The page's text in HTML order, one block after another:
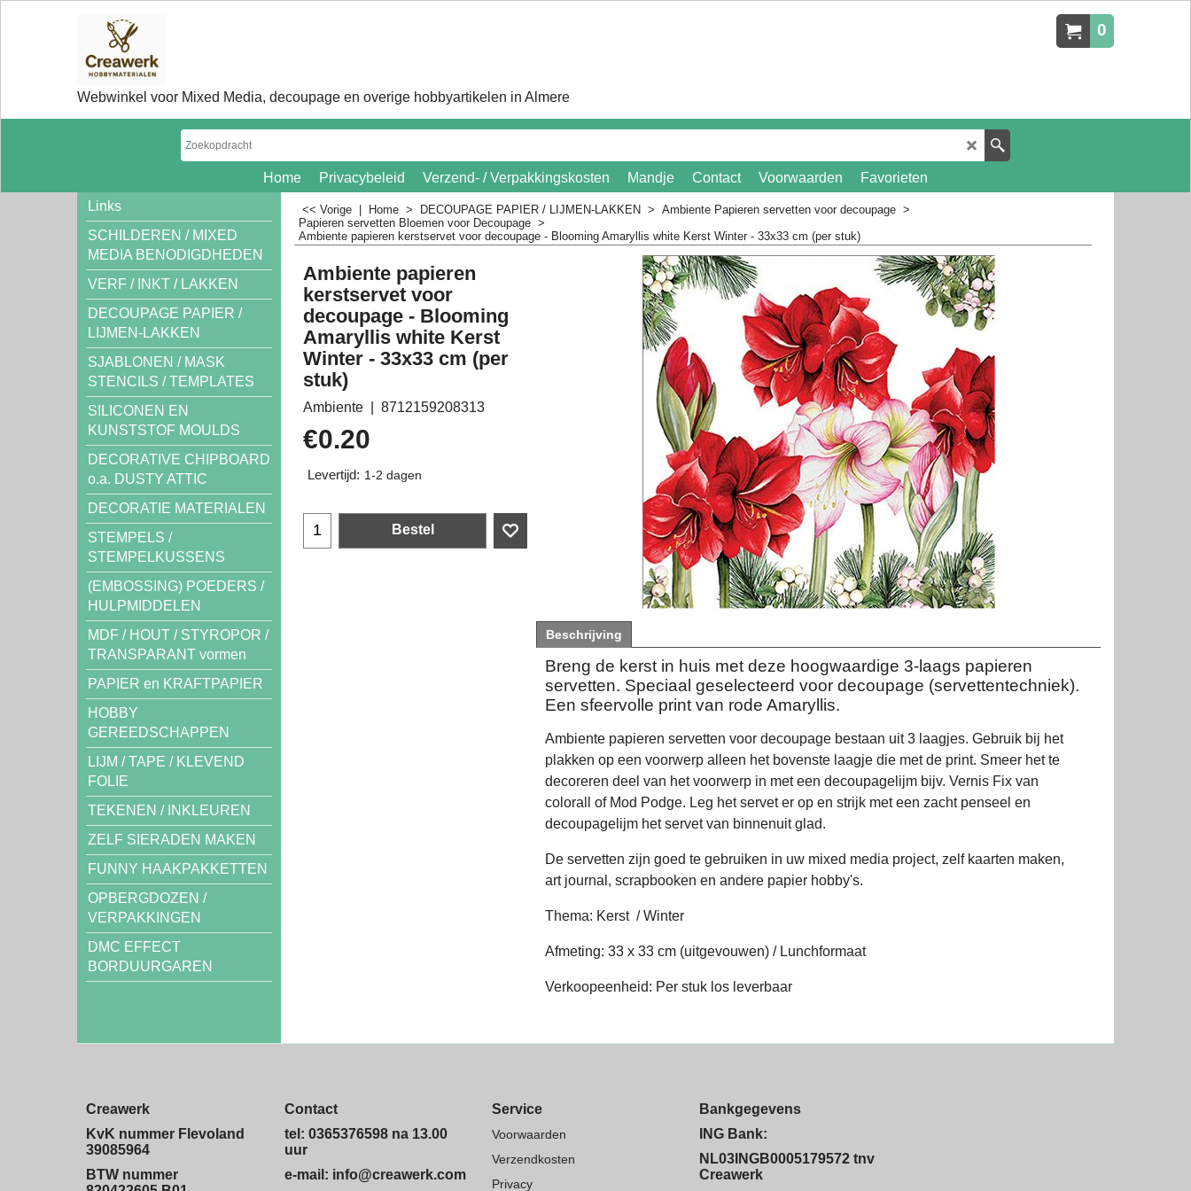
0
Webwinkel voor Mixed Media, decoupage en overige hobbyartikelen in Almere
Home Privacybeleid Verzend- / Verpakkingskosten Mandje Contact Voorwaarden
Favorieten
Links
SCHILDEREN / MIXED
MEDIA BENODIGDHEDEN
VERF / INKT / LAKKEN
DECOUPAGE PAPIER /
LIJMEN-LAKKEN
SJABLONEN / MASK
STENCILS / TEMPLATES
SILICONEN EN
KUNSTSTOF MOULDS
DECORATIVE CHIPBOARD
o.a. DUSTY ATTIC
DECORATIE MATERIALEN
STEMPELS /
STEMPELKUSSENS
(EMBOSSING) POEDERS /
HULPMIDDELEN
MDF / HOUT / STYROPOR /
TRANSPARANT vormen
PAPIER en KRAFTPAPIER
HOBBY
GEREEDSCHAPPEN
LIJM / TAPE / KLEVEND
FOLIE
TEKENEN / INKLEUREN
ZELF SIERADEN MAKEN
FUNNY HAAKPAKKETTEN
OPBERGDOZEN /
VERPAKKINGEN
DMC EFFECT
BORDUURGAREN
<< Vorige Home > DECOUPAGE PAPIER / LIJMEN-LAKKEN > Ambiente Papieren servetten voor decoupage >
Papieren servetten Bloemen voor Decoupage >
Ambiente papieren kerstservet voor decoupage - Blooming Amaryllis white Kerst Winter - 33x33 cm (per stuk)
Ambiente papieren
kerstservet voor
decoupage - Blooming
Amaryllis white Kerst
Winter - 33x33 cm (per
stuk)
Ambiente 8712159208313
€0.20
Levertijd: 1-2 dagen
Bestel
Beschrijving
Breng de kerst in huis met deze hoogwaardige 3-laags papieren
servetten. Speciaal geselecteerd voor decoupage (servettentechniek).
Een sfeervolle print van rode Amaryllis.
Ambiente papieren servetten voor decoupage bestaan uit 3 laagjes. Gebruik bij het
plakken op een voorwerp alleen het bovenste laagje die met de print. Smeer het te
decoreren deel van het voorwerp in met een decoupagelijm bijv. Vernis Fix van
colorall of Mod Podge. Leg het servet er op en strijk met een zacht penseel en
decoupagelijm het servet van binnenuit glad.
De servetten zijn goed te gebruiken in uw mixed media project, zelf kaarten maken,
art journal, scrapbooken en andere papier hobby's.
Thema: Kerst / Winter
Afmeting: 33 x 33 cm (uitgevouwen) / Lunchformaat
Verkoopeenheid: Per stuk los leverbaar
Creawerk
KvK nummer Flevoland
39085964
BTW nummer
Contact
tel: 0365376598 na 13.00
uur
e-mail: info@creawerk.com
Service
Voorwaarden
Verzendkosten
Privacy
Bankgegevens
ING Bank:
NL03INGB0005179572 tnv
Creawerk